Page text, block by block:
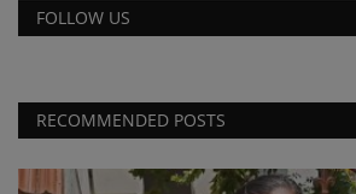
FOLLOW US
RECOMMENDED POSTS